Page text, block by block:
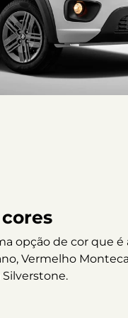
opção de cor que é
Vermelho
Silverstone.